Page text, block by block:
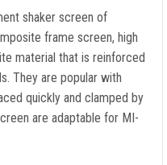
shaker screen of
frame screen, high
material that is reinforced
. They are popular with
quickly and clamped by
are adaptable for MI-